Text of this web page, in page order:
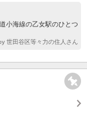
小海線の乙女駅のひとつ
世田谷区等々力の住人さん